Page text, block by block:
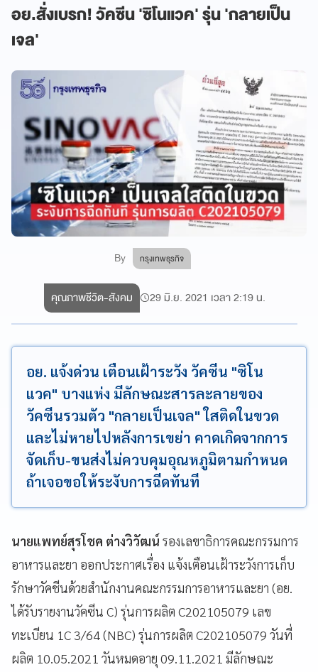
อย.สั่งเบรก! วัคซีน 'ซิโนแวค' รุ่น 'กลายเป็น
เจล'
By กรุงเทพธุรกิจ
คุณภาพชีวิต-สังคม 29 มิ.ย. 2021 เวลา 2:19 น.
อย. แจ้งด่วน เตือนเฝ้าระวัง วัคซีน "ซิโน
แวค" บางแห่ง มีลักษณะสารละลายของ
วัคซีนรวมตัว "กลายเป็นเจล" ใสติดในขวด
และไม่หายไปหลังการเขย่า คาดเกิดจากการ
จัดเก็บ-ขนส่งไม่ควบคุมอุณหภูมิตามกำหนด
ถ้าเจอขอให้ระงับการฉีดทันที
นายแพทย์สุรโชค ต่างวิวัฒน์ รองเลขาธิการคณะกรรมการ
อาหารและยา ออกประกาศเรื่อง แจ้งเตือนเฝ้าระวังการเก็บ
รักษาวัคชีนด้วยสำนักงานคณะกรรมการอาหารและยา (อย.
ได้รับรายงานวัคซีน C) รุ่นการผลิต C202105079 เลข
ทะเบียน 1C 3/64 (NBC) รุ่นการผลิต C202105079 วันที่
ผลิต 10.05.2021 วันหมดอายุ 09.11.2021 มีลักษณะ